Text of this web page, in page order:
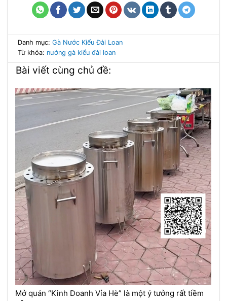
Danh mục: Gà Nước Kiểu Đài Loan
Từ khóa: nướng gà kiểu đài loan
Bài viết cùng chủ đề:
Mở quán “Kinh Doanh Vỉa Hè” là một ý tưởng rất tiềm